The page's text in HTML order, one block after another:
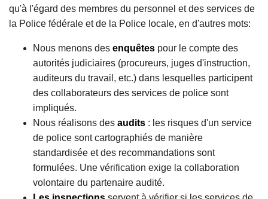
qu'à l'égard des membres du personnel et des services de
la Police fédérale et de la Police locale, en d'autres mots:
Nous menons des enquêtes pour le compte des
autorités judiciaires (procureurs, juges d'instruction,
auditeurs du travail, etc.) dans lesquelles participent
des collaborateurs des services de police sont
impliqués.
Nous réalisons des audits : les risques d'un service
de police sont cartographiés de manière
standardisée et des recommandations sont
formulées. Une vérification exige la collaboration
volontaire du partenaire audité.